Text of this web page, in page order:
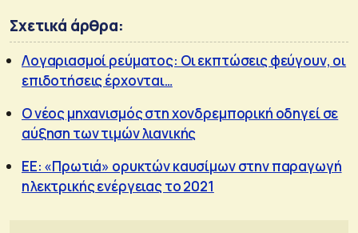
Σχετικά άρθρα:
Λογαριασμοί ρεύματος: Οι εκπτώσεις φεύγουν, οι
επιδοτήσεις έρχονται…
Ο νέος μηχανισμός στη χονδρεμπορική οδηγεί σε
αύξηση των τιμών λιανικής
ΕΕ: «Πρωτιά» ορυκτών καυσίμων στην παραγωγή
ηλεκτρικής ενέργειας το 2021